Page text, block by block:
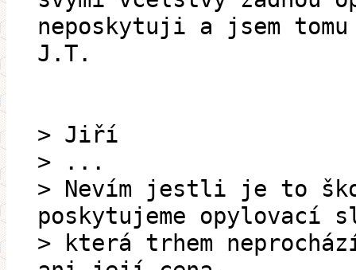
neposkytuji a jsem
J.T.
> Jiří
> ...
> Nevím jestli je to
poskytujeme opylovací
> která trhem